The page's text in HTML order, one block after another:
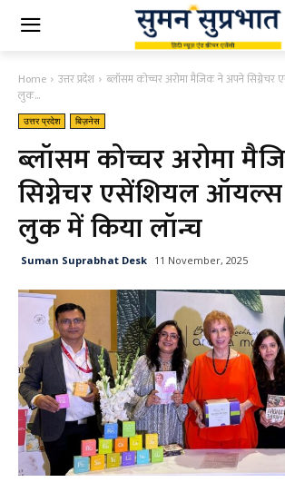
Home उत्तर प्रदेश
ब्लॉसम कोच्चर अरोमा मैजिक ने अपने
लुक...
उत्तर प्रदेश बिज़नेस
ब्लॉसम कोच्चर अरोमा
सिग्नेचर एसेंशियल
लुक में किया लॉन्च
Suman Suprabhat Desk 11 November, 2025